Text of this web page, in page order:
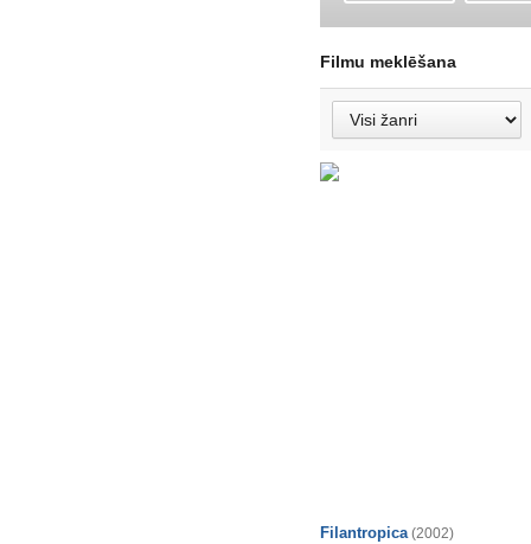
Filmu meklēšana
Filantropica (2002)